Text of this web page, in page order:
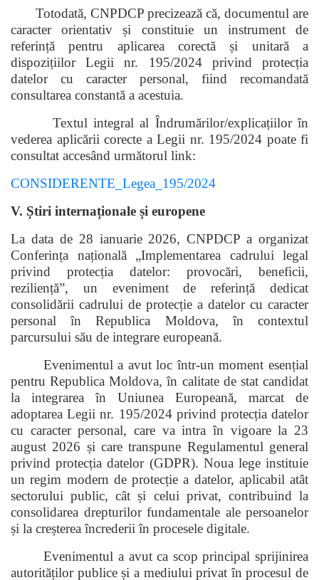
Totodată, CNPDCP precizează că, documentul are
caracter orientativ și constituie un instrument de
referință pentru aplicarea corectă și unitară a
dispozițiilor Legii nr. 195/2024 privind protecția
datelor cu caracter personal, fiind recomandată
consultarea constantă a acestuia.
Textul integral al Îndrumărilor/explicațiilor în
vederea aplicării corecte a Legii nr. 195/2024 poate fi
consultat accesând următorul link:
CONSIDERENTE_Legea_195/2024
V. Știri internaționale și europene
La data de 28 ianuarie 2026, CNPDCP a organizat
Conferința națională „Implementarea cadrului legal
privind protecția datelor: provocări, beneficii,
reziliență”, un eveniment de referință dedicat
consolidării cadrului de protecție a datelor cu caracter
personal în Republica Moldova, în contextul
parcursului său de integrare europeană.
Evenimentul a avut loc într-un moment esențial
pentru Republica Moldova, în calitate de stat candidat
la integrarea în Uniunea Europeană, marcat de
adoptarea Legii nr. 195/2024 privind protecția datelor
cu caracter personal, care va intra în vigoare la 23
august 2026 și care transpune Regulamentul general
privind protecția datelor (GDPR). Noua lege instituie
un regim modern de protecție a datelor, aplicabil atât
sectorului public, cât și celui privat, contribuind la
consolidarea drepturilor fundamentale ale persoanelor
și la creșterea încrederii în procesele digitale.
Evenimentul a avut ca scop principal sprijinirea
autorităților publice și a mediului privat în procesul de